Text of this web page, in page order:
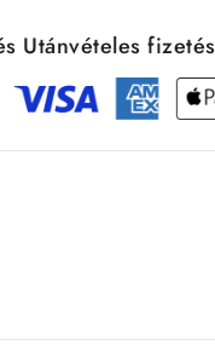
Utánvételes fizetés